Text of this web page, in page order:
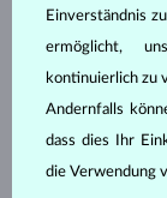
OVAL
CUSHION
TRILLIANT
MARQUISE
Einverständnis
ermöglicht,
kontinuierlich zu
Andernfalls
dass dies Ihr
die Verwendung